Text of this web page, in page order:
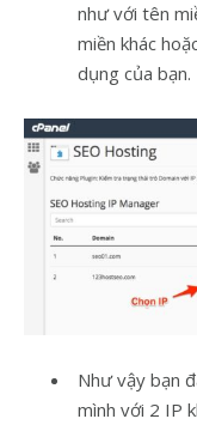
như với tên
miền khác
dụng của bạn.
Như vậy bạn
mình với 2 IP